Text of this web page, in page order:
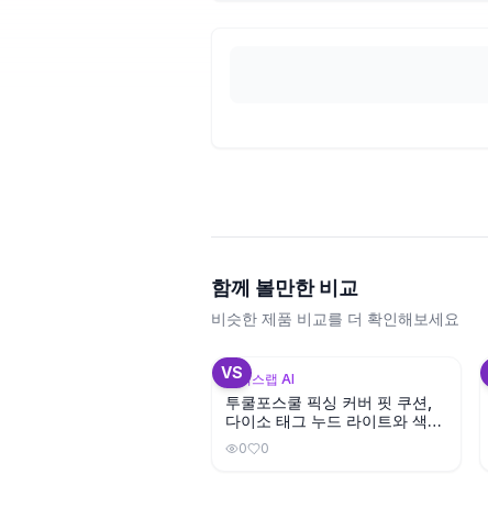
함께 볼만한 비교
비슷한 제품 비교를 더 확인해보세요
VS
뷰틱스랩 AI
투쿨포스쿨 픽싱 커버 핏 쿠션,
다이소 태그 누드 라이트와 색상
이 비슷할까?
0 0